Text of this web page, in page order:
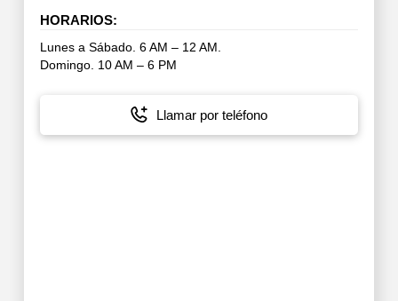
HORARIOS:
Lunes a Sábado. 6 AM – 12 AM.
Domingo. 10 AM – 6 PM
Llamar por teléfono